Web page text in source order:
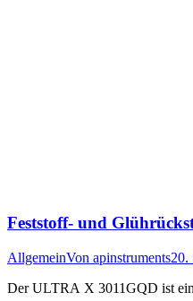
Feststoff- und
AllgemeinVon apinstruments20.
Der ULTRA X 3011GQD ist